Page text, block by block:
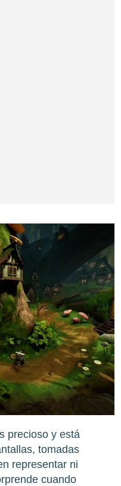
precioso y está
tomadas
representar ni
cuando